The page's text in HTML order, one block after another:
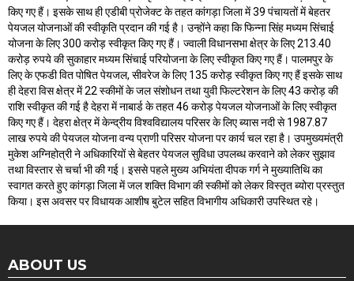
किए गए हैं। इसके साथ ही एडीबी प्रोजेक्ट के तहत कांगड़ा जिला में 39 पंचायतों में बेहतर
पेयजल योजनाओं की स्वीकृति प्रदान की गई है। उन्होंने कहा कि फिन्ना सिंह मध्यम सिंचाई
योजना के लिए 300 करोड़ स्वीकृत किए गए हैं। ज्वाली विधानसभा क्षेत्र के लिए 213.40
करोड़ रुपये की सुकाहार मध्यम सिंचाई परियोजना के लिए स्वीकृत किए गए हैं। पालमपुर के
लिए के एफडी वित पोषित पेयजल, सीवरेज के लिए 135 करोड़ स्वीकृत किए गए हैं इसके साथ
ही देहरा विस क्षेत्र में 22 स्कीमों के जल संशोधन तथा युवी फिल्टरेशन के लिए 43 करोड़ की
राशि स्वीकृत की गई है देहरा में नाबार्ड के तहत 46 करोड़ पेयजल योजनाओं के लिए स्वीकृत
किए गए हैं। देहरा क्षेत्र में केन्द्रीय विश्वविद्यालय परिसर के लिए ब्यास नदी से 1987.87
लाख रुपये की पेयजल योजना वन्य प्राणी परिसर योजना पर कार्य चल रहा है। उपमुख्यमंत्री
मुकेश अग्निहोत्री ने अधिकारियों से बेहतर पेयजल सुविधा उपलब्ध करवाने को लेकर सुझाव
तथा विस्तार से चर्चा भी की गई। इससे पहले मुख्य अभियंता दीपक गर्ग ने मुख्यातिथि का
स्वागत करते हुए कांगड़ा जिला में जल शक्ति विभाग की स्कीमों को लेकर विस्तृत ब्योरा प्रस्तुत
किया। इस अवसर पर विधायक आशीष बुटेल सहित विभागीय अधिकारी उपस्थित रहे।
ABOUT US